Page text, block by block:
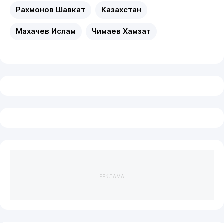
Рахмонов Шавкат Казахстан
Махачев Ислам Чимаев Хамзат
РЕКЛАМА